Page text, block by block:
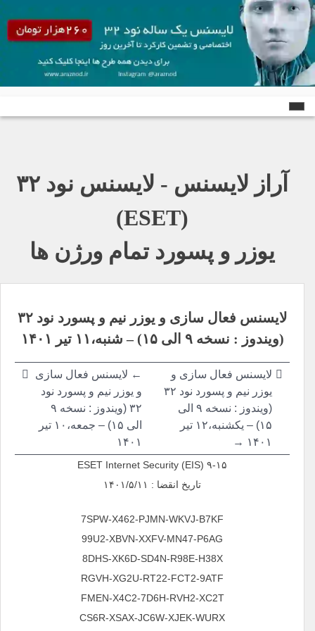
آراز لایسنس - لایسنس نود ٣٢
(ESET)
یوزر و پسورد تمام ورژن ها
لایسنس فعال سازی و یوزر نیم و پسورد نود ۳۲
(ویندوز : نسخه ۹ الی ۱۵) – شنبه،۱۱ تیر ۱۴۰۱
راهبری
نوشته
← لایسنس فعال سازی
و یوزر نیم و پسورد نود
۳۲ (ویندوز : نسخه ۹
الی ۱۵) – جمعه،۱۰ تیر
۱۴۰۱
لایسنس فعال سازی و
یوزر نیم و پسورد نود ۳۲
(ویندوز : نسخه ۹ الی
۱۵) – یکشنبه،۱۲ تیر
۱۴۰۱ →
ESET Internet Security (EIS) ۹-۱۵
تاریخ انقضا : ۱۴۰۱/۵/۱۱
7SPW-X462-PJMN-WKVJ-B7KF
99U2-XBVN-XXFV-MN47-P6AG
8DHS-XK6D-SD4N-R98E-H38X
RGVH-XG2U-RT22-FCT2-9ATF
FMEN-X4C2-7D6H-RVH2-XC2T
CS6R-XSAX-JC6W-XJEK-WURX